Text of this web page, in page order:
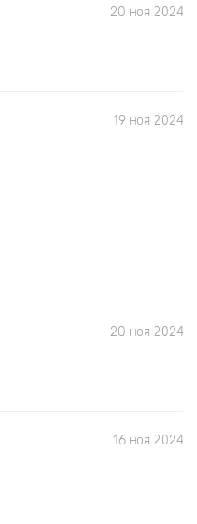
20 ноя 2024
19 ноя 2024
20 ноя 2024
16 ноя 2024